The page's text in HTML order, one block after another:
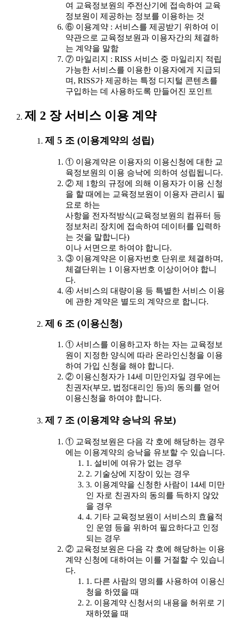
여 교육정보원의 주전산기에 접속하여 교육
정보원이 제공하는 정보를 이용하는 것
⑥ 이용계약 : 서비스를 제공받기 위하여 이
약관으로 교육정보원과 이용자간의 체결하
는 계약을 말함
⑦ 마일리지 : RISS 서비스 중 마일리지 적립
가능한 서비스를 이용한 이용자에게 지급되
며, RISS가 제공하는 특정 디지털 콘텐츠를
구입하는 데 사용하도록 만들어진 포인트
제 2 장 서비스 이용 계약
제 5 조 (이용계약의 성립)
① 이용계약은 이용자의 이용신청에 대한 교
육정보원의 이용 승낙에 의하여 성립됩니다.
② 제 1항의 규정에 의해 이용자가 이용 신청
을 할 때에는 교육정보원이 이용자 관리시 필
요로 하는
사항을 전자적방식(교육정보원의 컴퓨터 등
정보처리 장치에 접속하여 데이터를 입력하
는 것을 말합니다)
이나 서면으로 하여야 합니다.
③ 이용계약은 이용자번호 단위로 체결하며,
체결단위는 1 이용자번호 이상이어야 합니
다.
④ 서비스의 대량이용 등 특별한 서비스 이용
에 관한 계약은 별도의 계약으로 합니다.
제 6 조 (이용신청)
① 서비스를 이용하고자 하는 자는 교육정보
원이 지정한 양식에 따라 온라인신청을 이용
하여 가입 신청을 해야 합니다.
② 이용신청자가 14세 미만인자일 경우에는
친권자(부모, 법정대리인 등)의 동의를 얻어
이용신청을 하여야 합니다.
제 7 조 (이용계약 승낙의 유보)
① 교육정보원은 다음 각 호에 해당하는 경우
에는 이용계약의 승낙을 유보할 수 있습니다.
1. 설비에 여유가 없는 경우
2. 기술상에 지장이 있는 경우
3. 이용계약을 신청한 사람이 14세 미만
인 자로 친권자의 동의를 득하지 않았
을 경우
4. 기타 교육정보원이 서비스의 효율적
인 운영 등을 위하여 필요하다고 인정
되는 경우
② 교육정보원은 다음 각 호에 해당하는 이용
계약 신청에 대하여는 이를 거절할 수 있습니
다.
1. 다른 사람의 명의를 사용하여 이용신
청을 하였을 때
2. 이용계약 신청서의 내용을 허위로 기
재하였을 때